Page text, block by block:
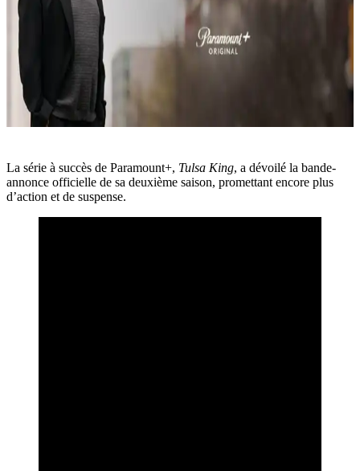
La série à succès de Paramount+, Tulsa King, a dévoilé la bande-
annonce officielle de sa deuxième saison, promettant encore plus
d’action et de suspense.